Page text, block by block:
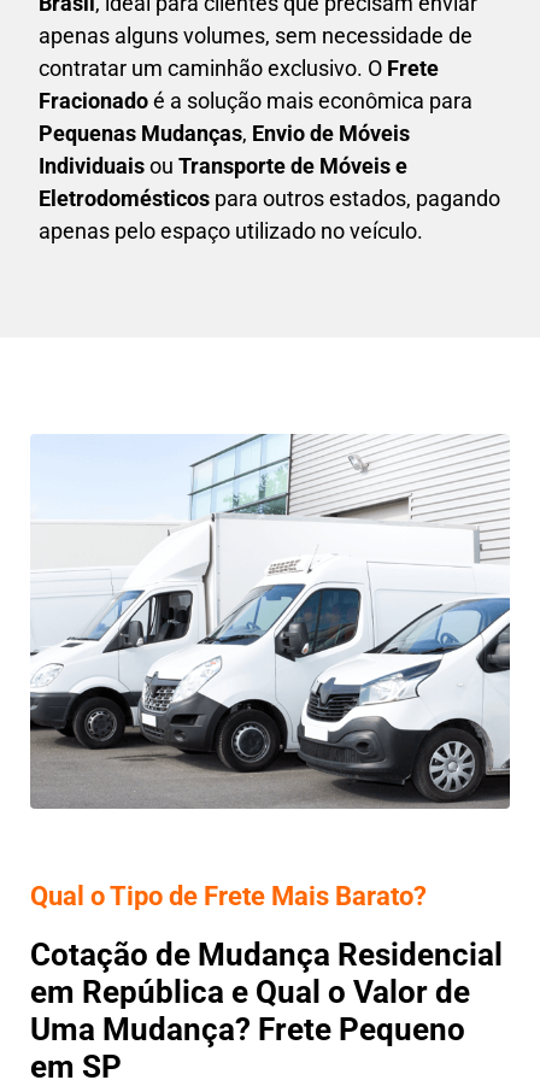
apenas alguns volumes, sem necessidade de
contratar um caminhão exclusivo. O Frete
Fracionadoé a solução mais econômica para
Pequenas Mudanças, Envio de Móveis
Individuaisou Transporte de Móveis e
Eletrodomésticos para outros estados, pagando
apenas pelo espaço utilizado no veículo.
Qual o Tipo de Frete Mais Barato?
Cotação de Mudança Residencial
em República e Qual o Valor de
Uma Mudança? Frete Pequeno
em SP